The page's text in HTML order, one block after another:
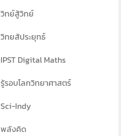
วิทย์สู้วิทย์
วิทยสัประยุทธ์
IPST Digital Maths
รู้รอบโลกวิทยาศาสตร์
Sci-Indy
พลังคิด